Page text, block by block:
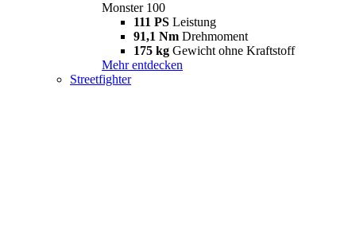
Monster 100
111 PS Leistung
91,1 Nm Drehmoment
175 kg Gewicht ohne Kraftstoff
Mehr entdecken
Streetfighter